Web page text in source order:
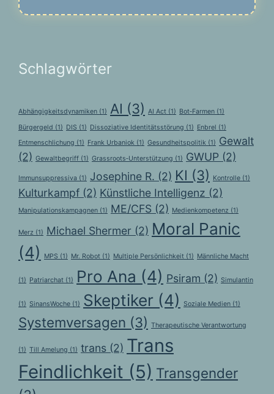
Schlagwörter
Abhängigkeitsdynamiken (1) AI (3) AI Act (1) Bot‑Farmen (1)
Bürgergeld (1) DIS (1) Dissoziative Identitätsstörung (1) Enbrel (1)
Entmenschlichung (1) Frank Urbaniok (1) Gesundheitspolitik (1) Gewalt
(2) Gewaltbegriff (1) Grassroots‑Unterstützung (1) GWUP (2)
Immunsuppressiva (1) Josephine R. (2) KI (3) Kontrolle (1)
Kulturkampf (2) Künstliche Intelligenz (2)
Manipulationskampagnen (1) ME/CFS (2) Medienkompetenz (1)
Merz (1) Michael Shermer (2) Moral Panic
(4)
MPS (1) Mr. Robot (1) Multiple Persönlichkeit (1) Männliche Macht
(1) Patriarchat (1) Pro Ana (4) Psiram (2) Simulantin
(1) SinansWoche (1) Skeptiker (4) Soziale Medien (1)
Systemversagen (3) Therapeutische Verantwortung
(1) Till Amelung (1) trans (2) Trans
Feindlichkeit (5) Transgender